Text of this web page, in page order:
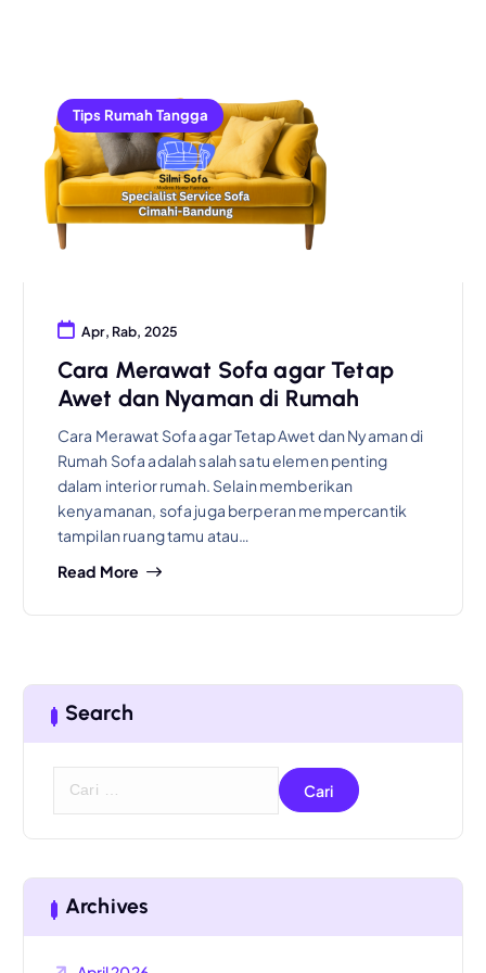
Tips Rumah Tangga
Apr, Rab, 2025
Cara Merawat Sofa agar Tetap
Awet dan Nyaman di Rumah
Cara Merawat Sofa agar Tetap Awet dan Nyaman di
Rumah Sofa adalah salah satu elemen penting
dalam interior rumah. Selain memberikan
kenyamanan, sofa juga berperan mempercantik
tampilan ruang tamu atau…
Read More
Search
u
n Archives